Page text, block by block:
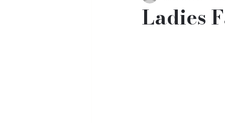
Ladies